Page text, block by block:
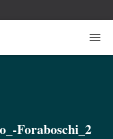
A
Foraboschi_2